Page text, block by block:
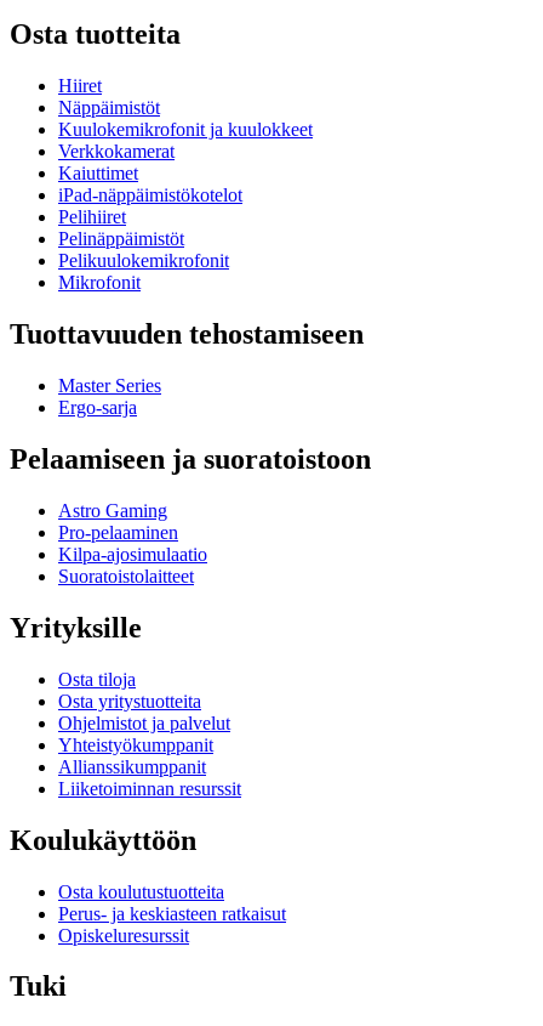
Osta tuotteita
Hiiret
Näppäimistöt
Kuulokemikrofonit ja kuulokkeet
Verkkokamerat
Kaiuttimet
iPad-näppäimistökotelot
Pelihiiret
Pelinäppäimistöt
Pelikuulokemikrofonit
Mikrofonit
Tuottavuuden tehostamiseen
Master Series
Ergo-sarja
Pelaamiseen ja suoratoistoon
Astro Gaming
Pro-pelaaminen
Kilpa-ajosimulaatio
Suoratoistolaitteet
Yrityksille
Osta tiloja
Osta yritystuotteita
Ohjelmistot ja palvelut
Yhteistyökumppanit
Allianssikumppanit
Liiketoiminnan resurssit
Koulukäyttöön
Osta koulutustuotteita
Perus- ja keskiasteen ratkaisut
Opiskeluresurssit
Tuki